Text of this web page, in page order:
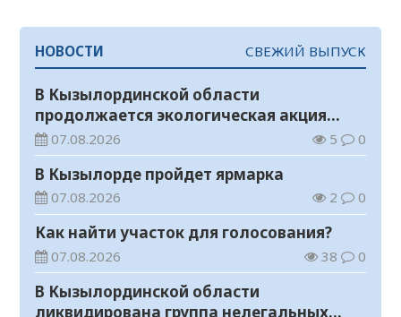
НОВОСТИ СВЕЖИЙ ВЫПУСК
В Кызылординской области
продолжается экологическая акция
«Таза Қазақстан»
07.08.2026 5 0
В Кызылорде пройдет ярмарка
07.08.2026 2 0
Как найти участок для голосования?
07.08.2026 38 0
В Кызылординской области
ликвидирована группа нелегальных